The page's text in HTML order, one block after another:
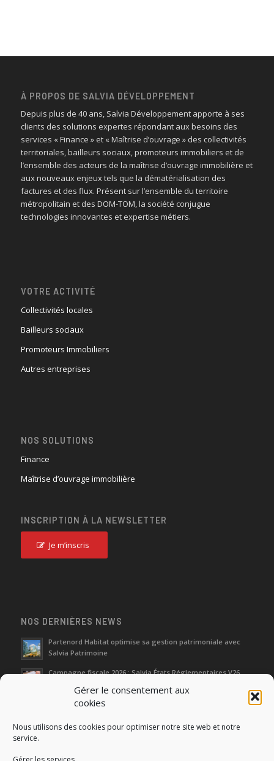
Gérer le consentement aux
cookies
Nous utilisons des cookies pour optimiser notre site web et notre
service.
À PROPOS DE SALVIA DÉVELOPPEMENT
Depuis plus de 40 ans, Salvia Développement apporte à ses
clients des solutions expertes répondant aux besoins des
services « Finance » et « Maîtrise d’ouvrage » des collectivités
territoriales, bailleurs sociaux, promoteurs immobiliers et de
l’ensemble des acteurs de la maîtrise d’ouvrage immobilière et
aux nouveaux enjeux tels que la dématérialisation des
factures et des flux. Présent sur l’ensemble du territoire
métropolitain et des DOM-TOM, la société conjugue
technologies innovantes et expertise métiers.
VOTRE ACTIVITÉ
Collectivités locales
Bailleurs sociaux
Promoteurs Immobiliers
Autres entreprises
NOS SOLUTIONS
Finance
Maîtrise d’ouvrage immobilière
INSCRIPTION À LA NEWSLETTER
Je m’inscris
NOS DERNIÈRES NEWS
Partenord Habitat optimise sa gestion patrimoniale avec
Salvia Patrimoine
Campagne fiscale 2026 : Salvia États Réglementaires V26
Journées d‘Étude de l’Immobilier 2026
Salon SIMI 2025 : entre héritage et renaissance